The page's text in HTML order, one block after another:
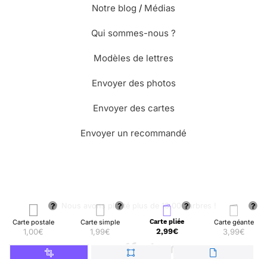
Carte postale
1,00€
Carte simple
1,99€
Carte pliée
2,99€
Carte géante
3,99€
Notre blog / Médias
Qui sommes-nous ?
Modèles de lettres
Envoyer des photos
Envoyer des cartes
Envoyer un recommandé
🌳 Nous avons planté plus de 13.000 arbres !